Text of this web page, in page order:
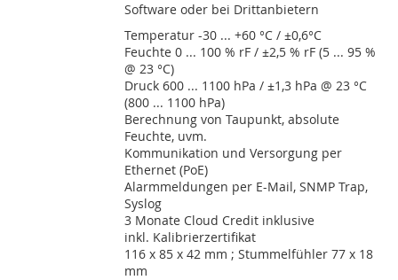
Software oder bei Drittanbietern
Temperatur -30 ... +60 °C / ±0,6°C
Feuchte 0 ... 100 % rF / ±2,5 % rF (5 ... 95 %
@ 23 °C)
Druck 600 ... 1100 hPa / ±1,3 hPa @ 23 °C
(800 ... 1100 hPa)
Berechnung von Taupunkt, absolute
Feuchte, uvm.
Kommunikation und Versorgung per
Ethernet (PoE)
Alarmmeldungen per E-Mail, SNMP Trap,
Syslog
3 Monate Cloud Credit inklusive
inkl. Kalibrierzertifikat
116 x 85 x 42 mm ; Stummelfühler 77 x 18
mm